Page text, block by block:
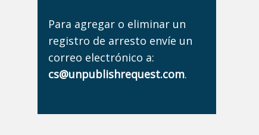
Para agregar o eliminar un
registro de arresto envíe un
correo electrónico a:
cs@unpublishrequest.com.